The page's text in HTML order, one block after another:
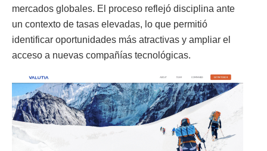
mercados globales. El proceso reflejó disciplina ante
un contexto de tasas elevadas, lo que permitió
identificar oportunidades más atractivas y ampliar el
acceso a nuevas compañías tecnológicas.